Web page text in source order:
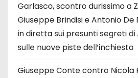
Garlasco, scontro durissimo a
Giuseppe Brindisi e Antonio De
in diretta sui presunti segreti di
sulle nuove piste dell’inchiesta
Giuseppe Conte contro Nicola